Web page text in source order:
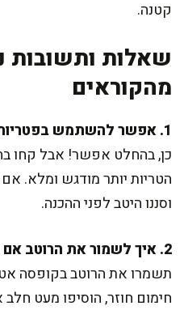
קטנה.
שאלות ותשובות
מהקוראים
1. אפשר להשתמש בפטריות משומרות במקום טריות?
כן, בהחלט אפשר! אבל קחו
הטריות יותר מודגש ומלא.
וסננו היטב לפני ההכנה.
2. איך לשמור את הרוטב אם נשאר?
חימום חוזר, הוסיפו מעט